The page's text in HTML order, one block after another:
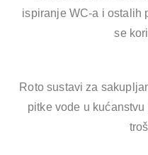
ispiranje WC-a i ostalih
se
Roto sustavi za
pitke vode u